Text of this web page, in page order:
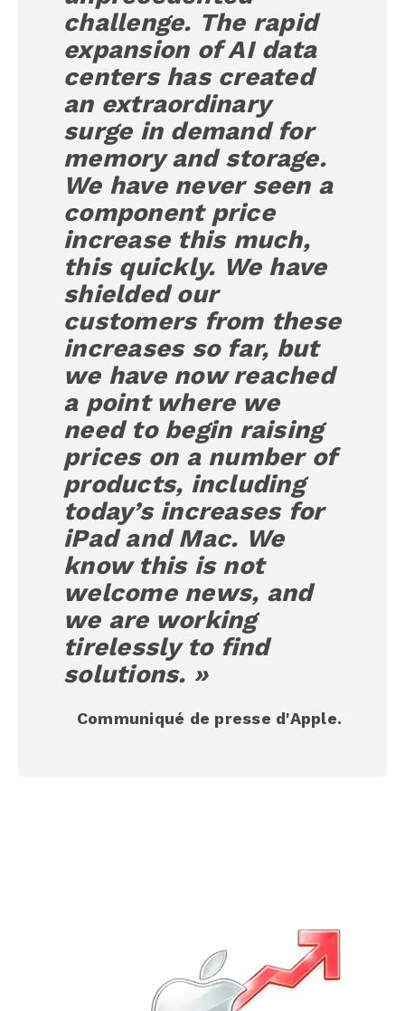
challenge. The rapid
expansion of AI data
centers has created
an extraordinary
surge in demand for
memory and storage.
We have never seen a
component price
increase this much,
this quickly. We have
shielded our
customers from these
increases so far, but
we have now reached
a point where we
need to begin raising
prices on a number of
products, including
today’s increases for
iPad and Mac. We
know this is not
welcome news, and
we are working
tirelessly to find
solutions. »
Communiqué de presse d'Apple.